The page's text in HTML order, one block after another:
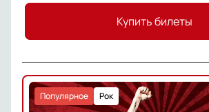
Купить билеты
Рок
Популярное